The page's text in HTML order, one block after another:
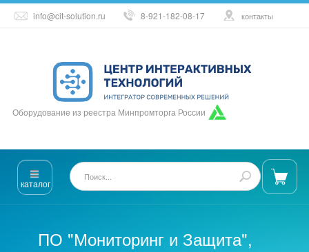
info@cit-solution.ru 8-921-182-08-17 контакты
Оборудование из реестра Минпромторга России
каталог
ПО "Мониторинг и Защита",